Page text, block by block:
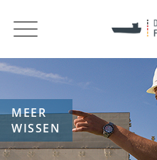
MEER
WISSEN